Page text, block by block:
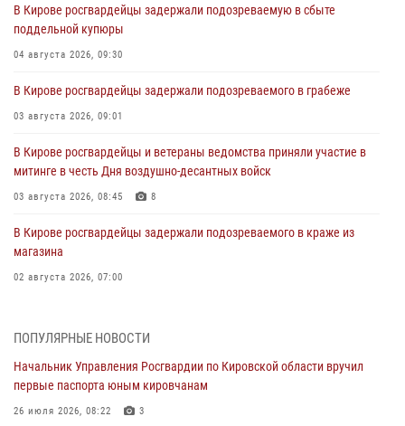
В Кирове росгвардейцы задержали подозреваемую в сбыте
поддельной купюры
04 августа 2026, 09:30
В Кирове росгвардейцы задержали подозреваемого в грабеже
03 августа 2026, 09:01
В Кирове росгвардейцы и ветераны ведомства приняли участие в
митинге в честь Дня воздушно-десантных войск
03 августа 2026, 08:45 8
В Кирове росгвардейцы задержали подозреваемого в краже из
магазина
02 августа 2026, 07:00
Российской Федерации
В Росгвардии вспоминают российских воинов, погибших в Первой
мировой войне 1914-1918 годов
ПОПУЛЯРНЫЕ НОВОСТИ
Начальник Управления Росгвардии по Кировской области вручил
первые паспорта юным кировчанам
26 июля 2026, 08:22 3